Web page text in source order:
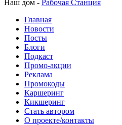
Наш дом - Рабочая Станция
Главная
Новости
Посты
Блоги
Подкаст
Промо-акции
Реклама
Промокоды
Каршеринг
Кикшеринг
Стать автором
О проекте/контакты